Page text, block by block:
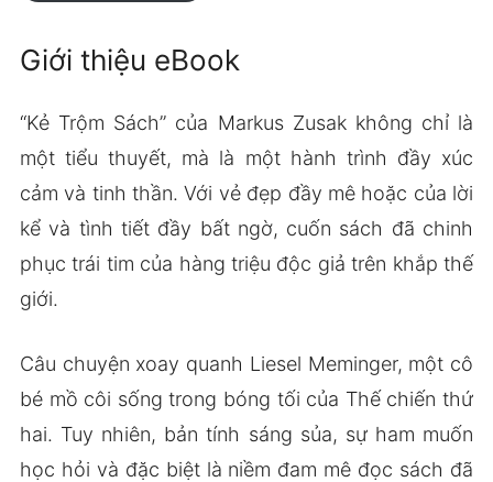
Giới thiệu eBook
“Kẻ Trộm Sách” của Markus Zusak không chỉ là
một tiểu thuyết, mà là một hành trình đầy xúc
cảm và tinh thần. Với vẻ đẹp đầy mê hoặc của lời
kể và tình tiết đầy bất ngờ, cuốn sách đã chinh
phục trái tim của hàng triệu độc giả trên khắp thế
giới.
Câu chuyện xoay quanh Liesel Meminger, một cô
bé mồ côi sống trong bóng tối của Thế chiến thứ
hai. Tuy nhiên, bản tính sáng sủa, sự ham muốn
học hỏi và đặc biệt là niềm đam mê đọc sách đã